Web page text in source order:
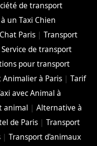
de transport
un Taxi Chien
Paris| Transport
Service de transport
pour transport
Animalier à Paris| Tarif
avec Animal à
animal | Alternative à
de Paris |Transport
| Transport d'animaux